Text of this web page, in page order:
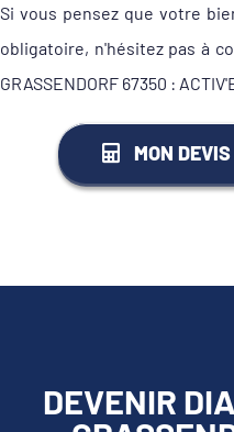
Si vous pensez que votre
obligatoire, n'hésitez pas à
GRASSENDORF 67350 :
MON
DEVENIR